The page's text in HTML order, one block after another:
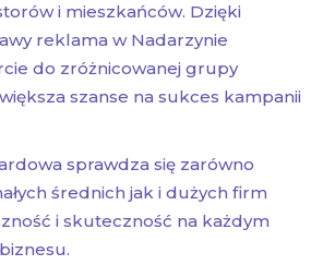
i mieszkańców. Dzięki
reklama w Nadarzynie
do zróżnicowanej grupy
szanse na sukces kampanii
sprawdza się zarówno
średnich jak i dużych firm
i skuteczność na każdym